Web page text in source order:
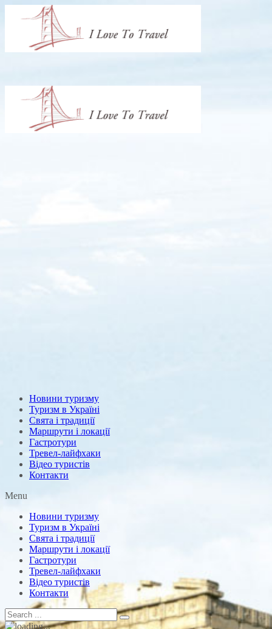
Новини туризму
Туризм в Україні
Свята і традиції
Маршрути і локації
Гастротури
Тревел-лайфхаки
Відео туристів
Контакти
Menu
Новини туризму
Туризм в Україні
Свята і традиції
Маршрути і локації
Гастротури
Тревел-лайфхаки
Відео туристів
Контакти